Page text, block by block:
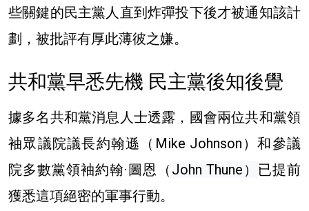
些關鍵的民主黨人直到炸彈投下後才被通知該計
劃，被批評有厚此薄彼之嫌。
共和黨早悉先機 民主黨後知後覺
據多名共和黨消息人士透露，國會兩位共和黨領
袖眾議院議長約翰遜（Mike Johnson）和參議
院多數黨領袖約翰·圖恩（ John Thune） 已提前
獲悉這項絕密的軍事行動。